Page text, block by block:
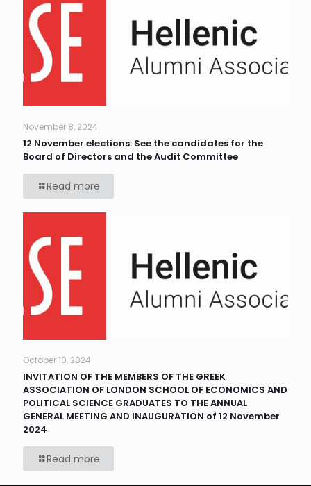
November 8, 2024
12 November elections: See the candidates for the
Board of Directors and the Audit Committee
Read more
October 10, 2024
INVITATION OF THE MEMBERS OF THE GREEK
ASSOCIATION OF LONDON SCHOOL OF ECONOMICS AND
POLITICAL SCIENCE GRADUATES TO THE ANNUAL
GENERAL MEETING AND INAUGURATION of 12 November
2024
Read more